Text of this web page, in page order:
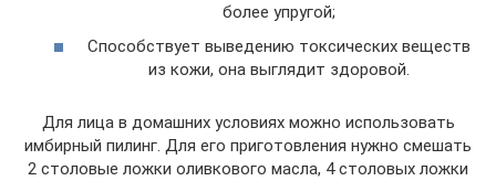
более упругой;
Способствует выведению токсических веществ
из кожи, она выглядит здоровой.
Для лица в домашних условиях можно использовать
имбирный пилинг. Для его приготовления нужно смешать
2 столовые ложки оливкового масла, 4 столовых ложки